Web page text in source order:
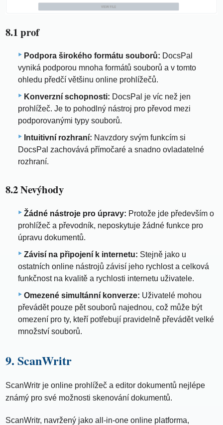
8.1 prof
Podpora širokého formátu souborů: DocsPal
vyniká podporou mnoha formátů souborů a v tomto
ohledu předčí většinu online prohlížečů.
Konverzní schopnosti: DocsPal je víc než jen
prohlížeč. Je to pohodlný nástroj pro převod mezi
podporovanými typy souborů.
Intuitivní rozhraní: Navzdory svým funkcím si
DocsPal zachovává přímočaré a snadno ovladatelné
rozhraní.
8.2 Nevýhody
Žádné nástroje pro úpravy: Protože jde především o
prohlížeč a převodník, neposkytuje žádné funkce pro
úpravu dokumentů.
Závisí na připojení k internetu: Stejně jako u
ostatních online nástrojů závisí jeho rychlost a celková
funkčnost na kvalitě a rychlosti internetu uživatele.
Omezené simultánní konverze: Uživatelé mohou
převádět pouze pět souborů najednou, což může být
omezení pro ty, kteří potřebují pravidelně převádět velké
množství souborů.
9. ScanWritr
ScanWritr je online prohlížeč a editor dokumentů nejlépe
známý pro své možnosti skenování dokumentů.
ScanWritr, navržený jako all-in-one online platforma,